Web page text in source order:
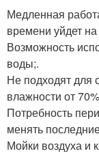
Медленная
времени уйдет
Возможность
воды;.
Не подходят для
влажности от
Потребность
менять
Мойки воздуха и